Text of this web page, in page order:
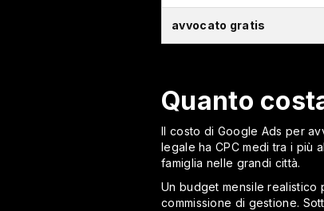
avvocato gratis
Quanto
Il costo di Google Ads per
legale ha CPC medi tra i più
famiglia nelle grandi città.
Un budget mensile realistico
commissione di gestione.